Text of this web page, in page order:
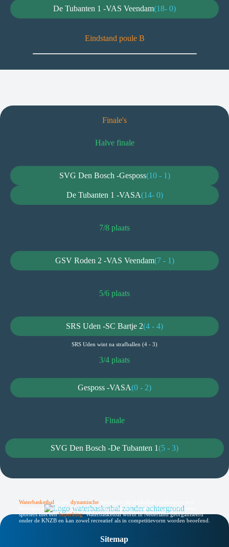
De Tubanten 1 -VAS Veendam(18- 0)
Eindstand poule B
Finale's
Halve finale
SVG Den Bosch -Gesposs(10 - 1)
De Tubanten 1 -VASA(14- 0)
7/8 plaats
GSV Roden 2 -VAS Veendam(7 - 1)
5/6 plaats
SRS Uden -SC Bartje 2(4 - 4)
SRS Uden wint na strafballen (4 - 3)
3/4 plaats
Gesposs -VASA(0 - 2)
Finale
SVG Den Bosch -De Tubanten 1(5 - 3)
Waterbasketbal dynamische
bewegen in het water. De sport is laagdrempelig, inclusief en geschikt voor
sporters met een beperking.Waterbasketbal wordt in Nederland georganiseerd
onder de KNZB en kan zowel recreatief als in competitievorm worden beoefend.
Sitemap